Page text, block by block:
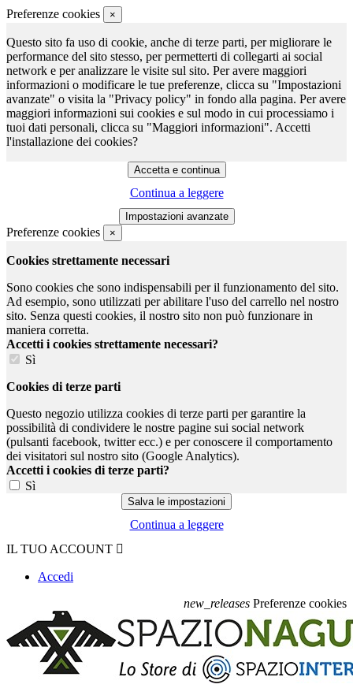
Preferenze cookies ×
Questo sito fa uso di cookie, anche di terze parti, per migliorare le
performance del sito stesso, per permetterti di collegarti ai social
network e per analizzare le visite sul sito. Per avere maggiori
informazioni o modificare le tue preferenze, clicca su "Impostazioni
avanzate" o visita la "Privacy policy" in fondo alla pagina. Per avere
maggiori informazioni sui cookies e sul modo in cui processiamo i
tuoi dati personali, clicca su "Maggiori informazioni". Accetti
l'installazione dei cookies?
Continua a leggere
Preferenze cookies ×
Cookies strettamente necessari
Sono cookies che sono indispensabili per il funzionamento del sito.
Ad esempio, sono utilizzati per abilitare l'uso del carrello nel nostro
sito. Senza questi cookies, il nostro sito non può funzionare in
maniera corretta.
Accetti i cookies strettamente necessari?
Sì
Cookies di terze parti
Questo negozio utilizza cookies di terze parti per garantire la
possibilità di condividere le nostre pagine sui social network
(pulsanti facebook, twitter ecc.) e per conoscere il comportamento
dei visitatori sul nostro sito (Google Analytics).
Accetti i cookies di terze parti?
Sì
Continua a leggere
IL TUO ACCOUNT 
Accedi
new_releases Preferenze cookies